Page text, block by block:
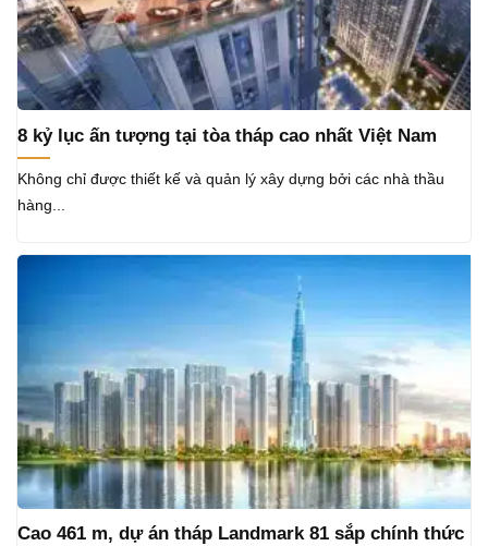
8 kỷ lục ấn tượng tại tòa tháp cao nhất Việt Nam
Không chỉ được thiết kế và quản lý xây dựng bởi các nhà thầu
hàng...
Cao 461 m, dự án tháp Landmark 81 sắp chính thức